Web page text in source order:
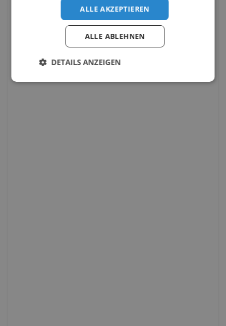
ALLE AKZEPTIEREN
ALLE ABLEHNEN
DETAILS ANZEIGEN